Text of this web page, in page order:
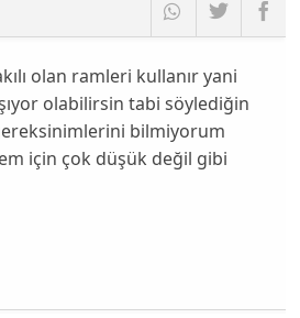
olan ramleri kullanır yani
olabilirsin tabi söylediğin
bilmiyorum
için çok düşük değil gibi